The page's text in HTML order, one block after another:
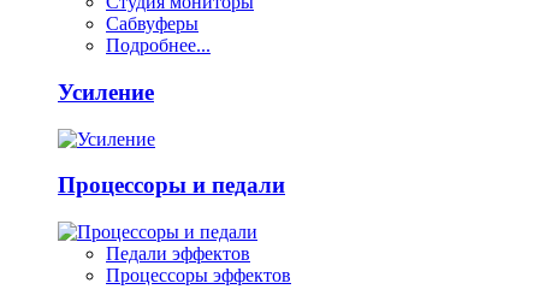
Сабвуферы
Подробнее...
Усиление
Процессоры и педали
Педали эффектов
Процессоры эффектов